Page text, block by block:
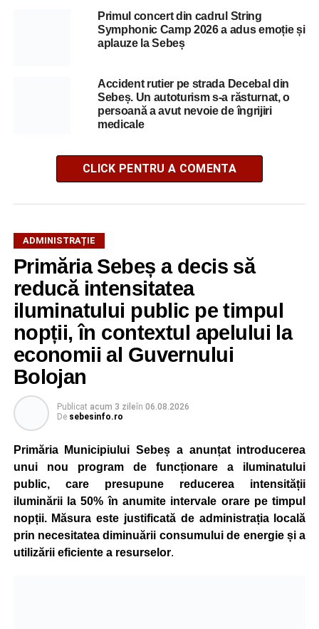
Primul concert din cadrul String
Symphonic Camp 2026 a adus emoție și
aplauze la Sebeș
Accident rutier pe strada Decebal din
Sebeș. Un autoturism s-a răsturnat, o
persoană a avut nevoie de îngrijiri
medicale
CLICK PENTRU A COMENTA
ADMINISTRAȚIE
Primăria Sebeș a decis să
reducă intensitatea
iluminatului public pe timpul
nopții, în contextul apelului la
economii al Guvernului
Bolojan
Publicat acum 3 zileîn 06.08.2026
De sebesinfo.ro
Primăria Municipiului Sebeș a anunțat introducerea
unui nou program de funcționare a iluminatului
public, care presupune reducerea intensității
iluminării la 50% în anumite intervale orare pe timpul
nopții. Măsura este justificată de administrația locală
prin necesitatea diminuării consumului de energie și a
utilizării eficiente a resurselor.